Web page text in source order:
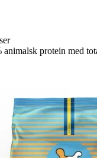
animalsk protein med